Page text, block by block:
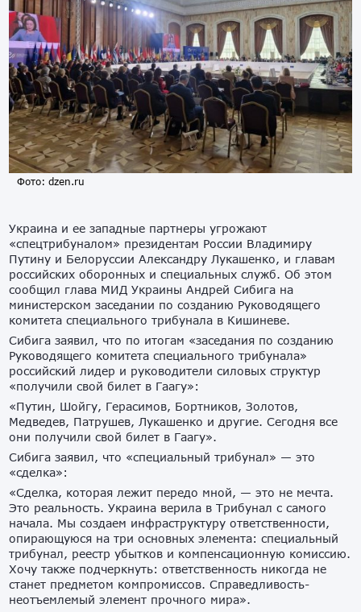
Фото: dzen.ru
Украина и ее западные партнеры угрожают
«спецтрибуналом» президентам России Владимиру
Путину и Белоруссии Александру Лукашенко, и главам
российских оборонных и специальных служб. Об этом
сообщил глава МИД Украины Андрей Сибига на
министерском заседании по созданию Руководящего
комитета специального трибунала в Кишиневе.
Сибига заявил, что по итогам «заседания по созданию
Руководящего комитета специального трибунала»
российский лидер и руководители силовых структур
«получили свой билет в Гаагу»:
«Путин, Шойгу, Герасимов, Бортников, Золотов,
Медведев, Патрушев, Лукашенко и другие. Сегодня все
они получили свой билет в Гаагу».
Сибига заявил, что «специальный трибунал» — это
«сделка»:
«Сделка, которая лежит передо мной, — это не мечта.
Это реальность. Украина верила в Трибунал с самого
начала. Мы создаем инфраструктуру ответственности,
опирающуюся на три основных элемента: специальный
трибунал, реестр убытков и компенсационную комиссию.
Хочу также подчеркнуть: ответственность никогда не
станет предметом компромиссов. Справедливость-
неотъемлемый элемент прочного мира».